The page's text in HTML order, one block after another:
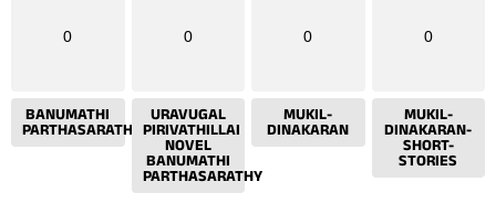
0
BANUMATHI
PARTHASARATHY
0
URAVUGAL
PIRIVATHILLAI
NOVEL
BANUMATHI
PARTHASARATHY
0
MUKIL-
DINAKARAN
0
MUKIL-
DINAKARAN-
SHORT-
STORIES